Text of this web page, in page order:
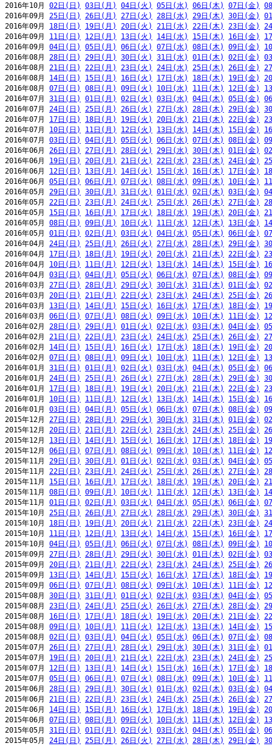
2016年10月 02日(日) 03日(月) 04日(火) 05日(水) 06日(木) 07日(金)
2016年09月 25日(日) 26日(月) 27日(火) 28日(水) 29日(木) 30日(金)
2016年09月 18日(日) 19日(月) 20日(火) 21日(水) 22日(木) 23日(金)
2016年09月 11日(日) 12日(月) 13日(火) 14日(水) 15日(木) 16日(金)
2016年09月 04日(日) 05日(月) 06日(火) 07日(水) 08日(木) 09日(金)
2016年08月 28日(日) 29日(月) 30日(火) 31日(水) 01日(木) 02日(金)
2016年08月 21日(日) 22日(月) 23日(火) 24日(水) 25日(木) 26日(金)
2016年08月 14日(日) 15日(月) 16日(火) 17日(水) 18日(木) 19日(金)
2016年08月 07日(日) 08日(月) 09日(火) 10日(水) 11日(木) 12日(金)
2016年07月 31日(日) 01日(月) 02日(火) 03日(水) 04日(木) 05日(金)
2016年07月 24日(日) 25日(月) 26日(火) 27日(水) 28日(木) 29日(金)
2016年07月 17日(日) 18日(月) 19日(火) 20日(水) 21日(木) 22日(金)
2016年07月 10日(日) 11日(月) 12日(火) 13日(水) 14日(木) 15日(金)
2016年07月 03日(日) 04日(月) 05日(火) 06日(水) 07日(木) 08日(金)
2016年06月 26日(日) 27日(月) 28日(火) 29日(水) 30日(木) 01日(金)
2016年06月 19日(日) 20日(月) 21日(火) 22日(水) 23日(木) 24日(金)
2016年06月 12日(日) 13日(月) 14日(火) 15日(水) 16日(木) 17日(金)
2016年06月 05日(日) 06日(月) 07日(火) 08日(水) 09日(木) 10日(金)
2016年05月 29日(日) 30日(月) 31日(火) 01日(水) 02日(木) 03日(金)
2016年05月 22日(日) 23日(月) 24日(火) 25日(水) 26日(木) 27日(金)
2016年05月 15日(日) 16日(月) 17日(火) 18日(水) 19日(木) 20日(金)
2016年05月 08日(日) 09日(月) 10日(火) 11日(水) 12日(木) 13日(金)
2016年05月 01日(日) 02日(月) 03日(火) 04日(水) 05日(木) 06日(金)
2016年04月 24日(日) 25日(月) 26日(火) 27日(水) 28日(木) 29日(金)
2016年04月 17日(日) 18日(月) 19日(火) 20日(水) 21日(木) 22日(金)
2016年04月 10日(日) 11日(月) 12日(火) 13日(水) 14日(木) 15日(金)
2016年04月 03日(日) 04日(月) 05日(火) 06日(水) 07日(木) 08日(金)
2016年03月 27日(日) 28日(月) 29日(火) 30日(水) 31日(木) 01日(金)
2016年03月 20日(日) 21日(月) 22日(火) 23日(水) 24日(木) 25日(金)
2016年03月 13日(日) 14日(月) 15日(火) 16日(水) 17日(木) 18日(金)
2016年03月 06日(日) 07日(月) 08日(火) 09日(水) 10日(木) 11日(金)
2016年02月 28日(日) 29日(月) 01日(火) 02日(水) 03日(木) 04日(金)
2016年02月 21日(日) 22日(月) 23日(火) 24日(水) 25日(木) 26日(金)
2016年02月 14日(日) 15日(月) 16日(火) 17日(水) 18日(木) 19日(金)
2016年02月 07日(日) 08日(月) 09日(火) 10日(水) 11日(木) 12日(金)
2016年01月 31日(日) 01日(月) 02日(火) 03日(水) 04日(木) 05日(金)
2016年01月 24日(日) 25日(月) 26日(火) 27日(水) 28日(木) 29日(金)
2016年01月 17日(日) 18日(月) 19日(火) 20日(水) 21日(木) 22日(金)
2016年01月 10日(日) 11日(月) 12日(火) 13日(水) 14日(木) 15日(金)
2016年01月 03日(日) 04日(月) 05日(火) 06日(水) 07日(木) 08日(金)
2015年12月 27日(日) 28日(月) 29日(火) 30日(水) 31日(木) 01日(金)
2015年12月 20日(日) 21日(月) 22日(火) 23日(水) 24日(木) 25日(金)
2015年12月 13日(日) 14日(月) 15日(火) 16日(水) 17日(木) 18日(金)
2015年12月 06日(日) 07日(月) 08日(火) 09日(水) 10日(木) 11日(金)
2015年11月 29日(日) 30日(月) 01日(火) 02日(水) 03日(木) 04日(金)
2015年11月 22日(日) 23日(月) 24日(火) 25日(水) 26日(木) 27日(金)
2015年11月 15日(日) 16日(月) 17日(火) 18日(水) 19日(木) 20日(金)
2015年11月 08日(日) 09日(月) 10日(火) 11日(水) 12日(木) 13日(金)
2015年11月 01日(日) 02日(月) 03日(火) 04日(水) 05日(木) 06日(金)
2015年10月 25日(日) 26日(月) 27日(火) 28日(水) 29日(木) 30日(金)
2015年10月 18日(日) 19日(月) 20日(火) 21日(水) 22日(木) 23日(金)
2015年10月 11日(日) 12日(月) 13日(火) 14日(水) 15日(木) 16日(金)
2015年10月 04日(日) 05日(月) 06日(火) 07日(水) 08日(木) 09日(金)
2015年09月 27日(日) 28日(月) 29日(火) 30日(水) 01日(木) 02日(金)
2015年09月 20日(日) 21日(月) 22日(火) 23日(水) 24日(木) 25日(金)
2015年09月 13日(日) 14日(月) 15日(火) 16日(水) 17日(木) 18日(金)
2015年09月 06日(日) 07日(月) 08日(火) 09日(水) 10日(木) 11日(金)
2015年08月 30日(日) 31日(月) 01日(火) 02日(水) 03日(木) 04日(金)
2015年08月 23日(日) 24日(月) 25日(火) 26日(水) 27日(木) 28日(金)
2015年08月 16日(日) 17日(月) 18日(火) 19日(水) 20日(木) 21日(金)
2015年08月 09日(日) 10日(月) 11日(火) 12日(水) 13日(木) 14日(金)
2015年08月 02日(日) 03日(月) 04日(火) 05日(水) 06日(木) 07日(金)
2015年07月 26日(日) 27日(月) 28日(火) 29日(水) 30日(木) 31日(金)
2015年07月 19日(日) 20日(月) 21日(火) 22日(水) 23日(木) 24日(金)
2015年07月 12日(日) 13日(月) 14日(火) 15日(水) 16日(木) 17日(金)
2015年07月 05日(日) 06日(月) 07日(火) 08日(水) 09日(木) 10日(金)
2015年06月 28日(日) 29日(月) 30日(火) 01日(水) 02日(木) 03日(金)
2015年06月 21日(日) 22日(月) 23日(火) 24日(水) 25日(木) 26日(金)
2015年06月 14日(日) 15日(月) 16日(火) 17日(水) 18日(木) 19日(金)
2015年06月 07日(日) 08日(月) 09日(火) 10日(水) 11日(木) 12日(金)
2015年05月 31日(日) 01日(月) 02日(火) 03日(水) 04日(木) 05日(金)
2015年05月 24日(日) 25日(月) 26日(火) 27日(水) 28日(木) 29日(金)